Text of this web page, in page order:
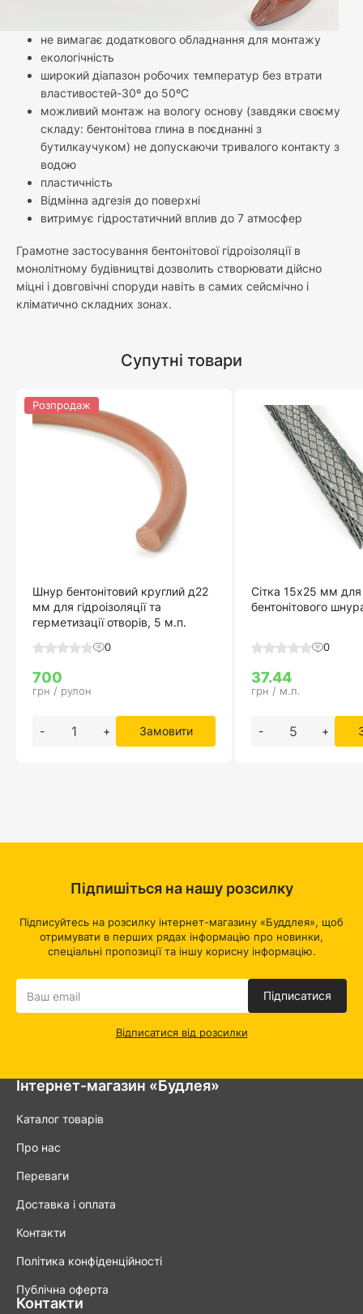
не вимагає додаткового обладнання для монтажу
екологічність
широкий діапазон робочих температур без втрати
властивостей-30º до 50ºС
можливий монтаж на вологу основу (завдяки своєму
складу: бентонітова глина в поєднанні з
бутилкаучуком) не допускаючи тривалого контакту з
водою
пластичність
Відмінна адгезія до поверхні
витримує гідростатичний вплив до 7 атмосфер
Грамотне застосування бентонітової гідроізоляції в
монолітному будівництві дозволить створювати дійсно
міцні і довговічні споруди навіть в самих сейсмічно і
кліматично складних зонах.
Супутні товари
Шнур бентонітовий круглий д22
мм для гідроізоляції та
герметизації отворів, 5 м.п.
0
700
грн / рулон
- + Замовити
Розпродаж
Сітка 15х25 мм для
бентонітового
0
37.44
грн / м.п.
- +
Інтернет-магазин «Будлея»
Каталог товарів
Про нас
Переваги
Доставка і оплата
Контакти
Політика конфіденційності
Публічна оферта
Контакти
Підпишіться на нашу розсилку
Підписуйтесь на розсилку інтернет-магазину «Буддлея», щоб
отримувати в перших рядах інформацію про новинки,
спеціальні пропозиції та іншу корисну інформацію.
Підписатися
Відписатися від розсилки